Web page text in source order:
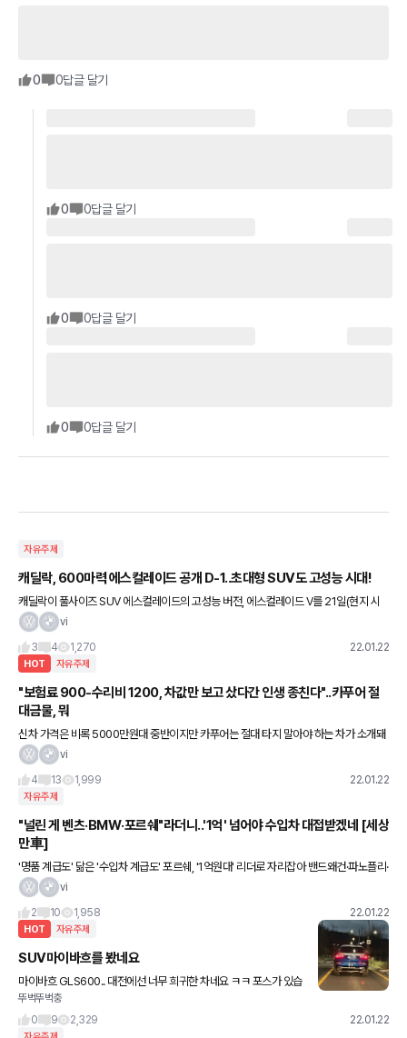
0 0답글 달기
0 0답글 달기
0 0답글 달기
0 0답글 달기
자유주제
캐딜락, 600마력 에스컬레이드 공개 D-1..초대형 SUV도 고성능 시대!
캐딜락이 풀사이즈 SUV 에스컬레이드의 고성능 버전, 에스컬레이드 V를 21일(현지 시
각) 공개한다. 출시 하루 전 티저 이미지 공개와 함께 고성능 SUV 시장에 첫 발을 내딛는
vi
3
4 1,270 22.01.22
HOT 자유주제
"보험료 900-수리비 1200, 차값만 보고 샀다간 인생 종친다"..카푸어 절
대금물, 뭐
신차 가격은 비록 5000만원대 중반이지만 카푸어는 절대 타지 말아야 하는 차가 소개돼
화제다. 유튜브 채널 재뻘TV에는 지난 21일 '보험료만 780만원...카푸어는 절대 이차 타
vi
4
13 1,999 22.01.22
자유주제
"널린 게 벤츠·BMW·포르쉐"라더니..'1억' 넘어야 수입차 대접받겠네 [세상
만車]
'명품 계급도' 닮은 '수입차 계급도' 포르쉐, '1억원대' 리더로 자리잡아 밴드왜건·파노플리·
스놉효과 한몫 '황새 따라가는 뱁새' 카푸어 양산 [세상만車] "수입차 탄다고 뽐내려면 이
vi
2
10 1,958 22.01.22
HOT 자유주제
SUV마이바흐를 봤네요
마이바흐 GLS600.. 대전에선 너무 희귀한 차네요 ㅋㅋ 포스가 있습
니다
뚜벅뚜벅충
0
9 2,329 22.01.22